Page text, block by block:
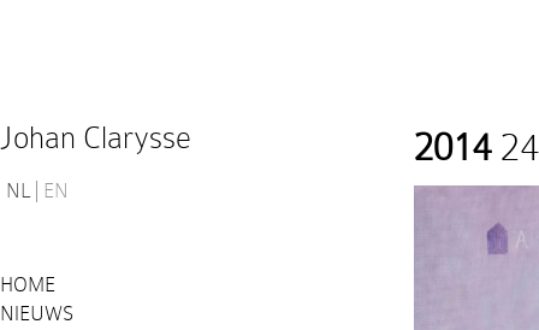
Johan Clarysse
NL EN
HOME
NIEUWS
2014